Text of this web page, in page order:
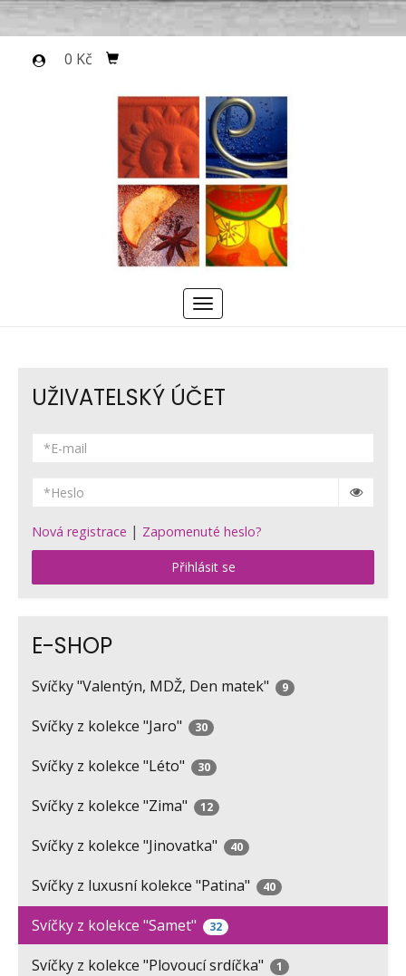
0 Kč
Menu
UŽIVATELSKÝ ÚČET
Nová registrace | Zapomenuté heslo?
Přihlásit se
E-SHOP
Svíčky "Valentýn, MDŽ, Den matek" 9
Svíčky z kolekce "Jaro" 30
Svíčky z kolekce "Léto" 30
Svíčky z kolekce "Zima" 12
Svíčky z kolekce "Jinovatka" 40
Svíčky z luxusní kolekce "Patina" 40
Svíčky z kolekce "Samet" 32
Svíčky z kolekce "Plovoucí srdíčka" 1